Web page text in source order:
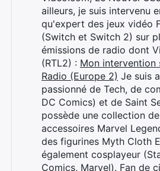
ailleurs, je suis intervenu
qu'expert des jeux vidéo
(Switch et Switch 2) sur
émissions de radio dont
(RTL2) : Mon intervention
Radio (Europe 2) Je suis
passionné de Tech, de
DC Comics) et de Saint
possède une collection
accessoires Marvel
des figurines Myth Cloth
également cosplayeur
Comics, Marvel). Fan de